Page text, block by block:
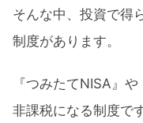
そんな中、投資で得
制度があります。
『つみたてNISA』
非課税になる制度です